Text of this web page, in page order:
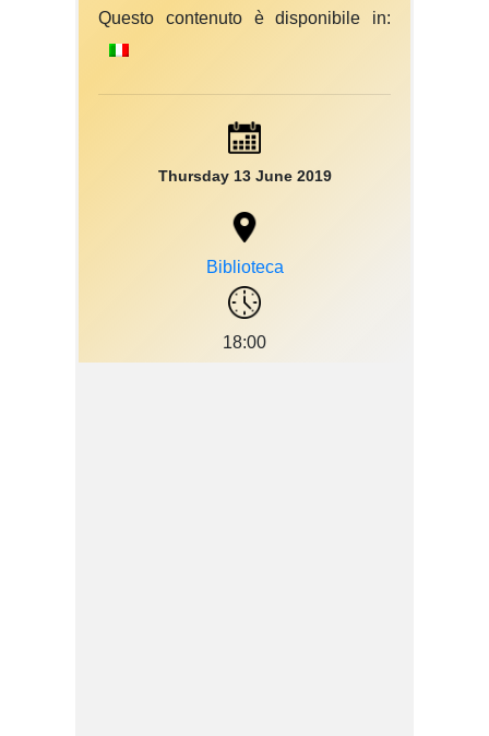
Questo contenuto è disponibile in:
Thursday 13 June 2019
Biblioteca
18:00